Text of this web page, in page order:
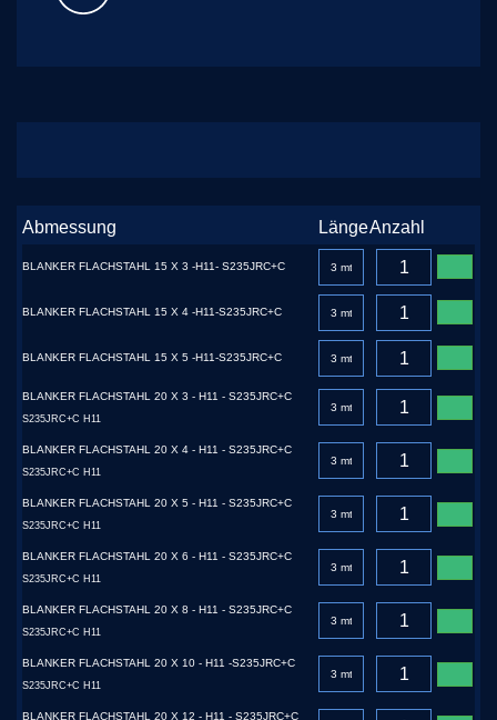
Abmessung LängeAnzahl
BLANKER FLACHSTAHL 15 X 3 -H11- S235JRC+C
BLANKER FLACHSTAHL 15 X 4 -H11-S235JRC+C
BLANKER FLACHSTAHL 15 X 5 -H11-S235JRC+C
BLANKER FLACHSTAHL 20 X 3 - H11 - S235JRC+C
S235JRC+C H11
BLANKER FLACHSTAHL 20 X 4 - H11 - S235JRC+C
S235JRC+C H11
BLANKER FLACHSTAHL 20 X 5 - H11 - S235JRC+C
S235JRC+C H11
BLANKER FLACHSTAHL 20 X 6 - H11 - S235JRC+C
S235JRC+C H11
BLANKER FLACHSTAHL 20 X 8 - H11 - S235JRC+C
S235JRC+C H11
BLANKER FLACHSTAHL 20 X 10 - H11 -S235JRC+C
S235JRC+C H11
BLANKER FLACHSTAHL 20 X 12 - H11 - S235JRC+C